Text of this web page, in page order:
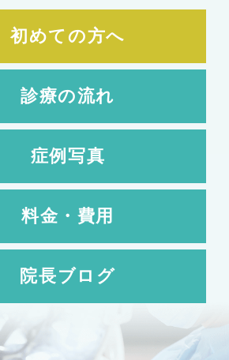
み取り
鼻の整形
鼻翼拡大
鼻中隔延長
口の整形
人中短縮
お肌の治療
初めての方へ
診療の流れ
症例写真
料金・費用
院長ブログ